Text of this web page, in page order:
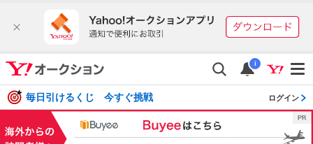
i
毎日引けるくじ 今すぐ挑戦 ログイン